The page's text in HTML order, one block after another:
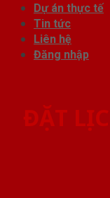
Dự án thực tế
Tin tức
Liên hệ
Đăng nhập
ĐẶT